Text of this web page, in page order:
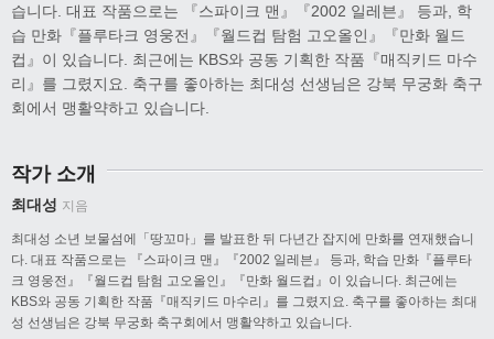
습니다. 대표 작품으로는 『스파이크 맨』『2002 일레븐』 등과, 학
습 만화『플루타크 영웅전』『월드컵 탐험 고오올인』『만화 월드
컵』이 있습니다. 최근에는 KBS와 공동 기획한 작품『매직키드 마수
리』를 그렸지요. 축구를 좋아하는 최대성 선생님은 강북 무궁화 축구
회에서 맹활약하고 있습니다.
작가 소개
최대성 지음
최대성 소년 보물섬에「땅꼬마」를 발표한 뒤 다년간 잡지에 만화를 연재했습니
다. 대표 작품으로는 『스파이크 맨』『2002 일레븐』 등과, 학습 만화『플루타
크 영웅전』『월드컵 탐험 고오올인』『만화 월드컵』이 있습니다. 최근에는
KBS와 공동 기획한 작품『매직키드 마수리』를 그렸지요. 축구를 좋아하는 최대
성 선생님은 강북 무궁화 축구회에서 맹활약하고 있습니다.